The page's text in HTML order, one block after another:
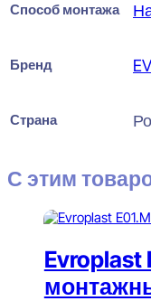
Способ монтажа
Бренд
Страна
С этим
Evroplast